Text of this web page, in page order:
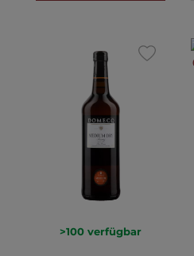
>100 verfügbar